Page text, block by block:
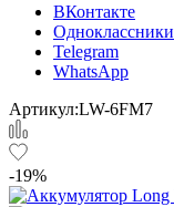
ВКонтакте
Одноклассники
Telegram
WhatsApp
Артикул:LW-6FM7
-19%